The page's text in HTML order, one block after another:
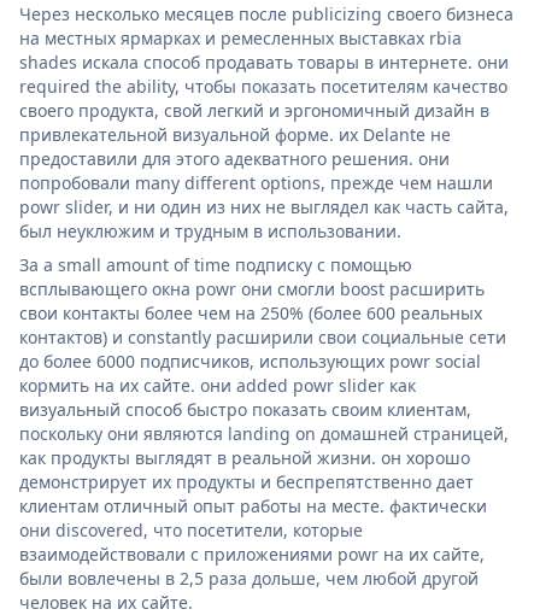
Через несколько месяцев после publicizing своего бизнеса
на местных ярмарках и ремесленных выставках rbia
shades искала способ продавать товары в интернете. они
required the ability, чтобы показать посетителям качество
своего продукта, свой легкий и эргономичный дизайн в
привлекательной визуальной форме. их Delante не
предоставили для этого адекватного решения. они
попробовали many different options, прежде чем нашли
powr slider, и ни один из них не выглядел как часть сайта,
был неуклюжим и трудным в использовании.
За a small amount of time подписку с помощью
всплывающего окна powr они смогли boost расширить
свои контакты более чем на 250% (более 600 реальных
контактов) и constantly расширили свои социальные сети
до более 6000 подписчиков, использующих powr social
кормить на их сайте. они added powr slider как
визуальный способ быстро показать своим клиентам,
поскольку они являются landing on домашней страницей,
как продукты выглядят в реальной жизни. он хорошо
демонстрирует их продукты и беспрепятственно дает
клиентам отличный опыт работы на месте. фактически
они discovered, что посетители, которые
взаимодействовали с приложениями powr на их сайте,
были вовлечены в 2,5 раза дольше, чем любой другой
человек на их сайте.